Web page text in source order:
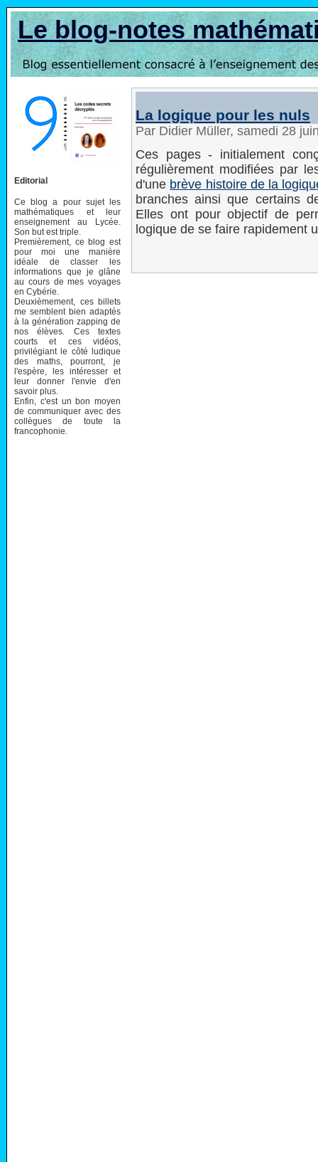
Le blog-notes
Editorial
Ce blog a pour sujet les
mathématiques et leur
enseignement au Lycée.
Son but est triple.
Premièrement, ce blog est
pour moi une manière
idéale de classer les
informations que je glâne
au cours de mes voyages
en Cybérie.
Deuxièmement, ces billets
me semblent bien adaptés
à la génération zapping de
nos élèves. Ces textes
courts et ces vidéos,
privilégiant le côté ludique
des maths, pourront, je
l'espère, les intéresser et
leur donner l'envie d'en
savoir plus.
Enfin, c'est un bon moyen
de communiquer avec des
collègues de toute la
francophonie.
La logique pour les nuls
Par Didier Müller, samedi 28
Ces pages - initialement
régulièrement modifiées par
d'une brève histoire de la
branches ainsi que certains
Elles ont pour objectif de
logique de se faire rapidement